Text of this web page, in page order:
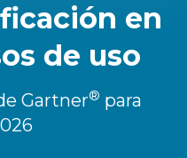
en
de uso
Gartner® para